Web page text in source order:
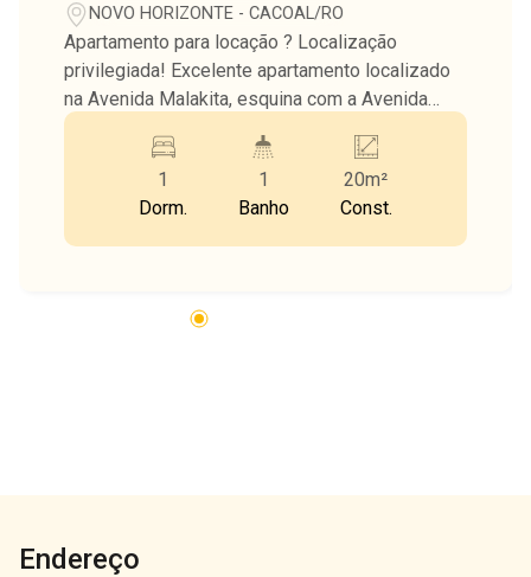
NOVO HORIZONTE - CACOAL/RO
Apartamento para locação ? Localização
privilegiada! Excelente apartamento localizado
na Avenida Malakita, esquina com a Avenida
Espírito Santo, próximo à Fundação Bradesco,
em uma região tranquila e de fácil acesso. O
imóvel conta com: - 1 quarto com banheiro - Sala
e cozinha conjugada - Área de serviço - Vaga de
garagem para motos Ideal para quem busca
1
Dorm.
1
Banho
20m²
Const.
Endereço